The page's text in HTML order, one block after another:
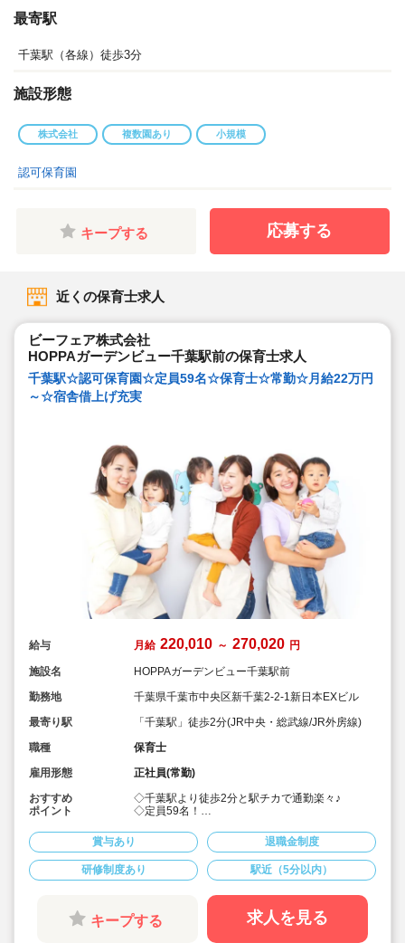
最寄駅
千葉駅（各線）徒歩3分
施設形態
株式会社 複数園あり 小規模
認可保育園
キープする 応募する
近くの保育士求人
ビーフェア株式会社
HOPPAガーデンビュー千葉駅前の保育士求人
千葉駅☆認可保育園☆定員59名☆保育士☆常勤☆月給22万円
～☆宿舎借上げ充実
給与 月給 220,010 ～ 270,020 円
施設名
HOPPAガーデンビュー千葉駅前
勤務地
千葉県千葉市中央区新千葉2-2-1新日本EXビル
最寄り駅
「千葉駅」徒歩2分(JR中央・総武線/JR外房線)
職種
保育士
雇用形態
正社員(常勤)
おすすめ
ポイント
◇千葉駅より徒歩2分と駅チカで通勤楽々♪
◇定員59名！
越し代補助あり♪名義変更も相談可能です。
◇時間外労働削減や有給休暇推進、時短勤務は最
長お子様が6年生までOK！
◇男女問わず子育て参加できる環境作りを行い、
◇ネイティブ講師と一緒に英語のお歌を歌った
り、英語の絵本の読み聞かせに耳を傾けたり生の
英語にふれ親しんでいます！
◇土曜日出勤は平日に振休を取得可能です！
賞与あり 退職金制度
研修制度あり 駅近（5分以内）
キープする 求人を見る